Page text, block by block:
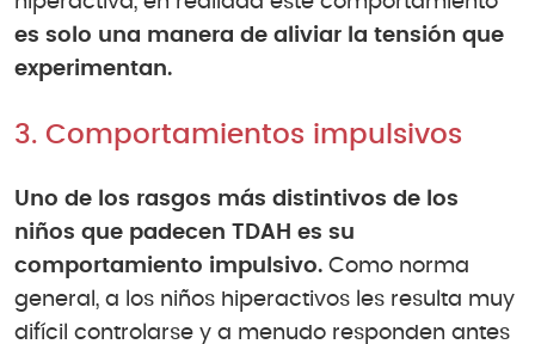
es solo una manera de aliviar la tensión que
experimentan.
3. Comportamientos impulsivos
Uno de los rasgos más distintivos de los
niños que padecen TDAH es su
comportamiento impulsivo. Como norma
general, a los niños hiperactivos les resulta muy
difícil controlarse y a menudo responden antes